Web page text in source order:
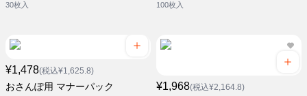
30枚入 100枚入
¥1,478(税込¥1,625.8)
おさんぽ用 マナーパック ¥1,968(税込¥2,164.8)